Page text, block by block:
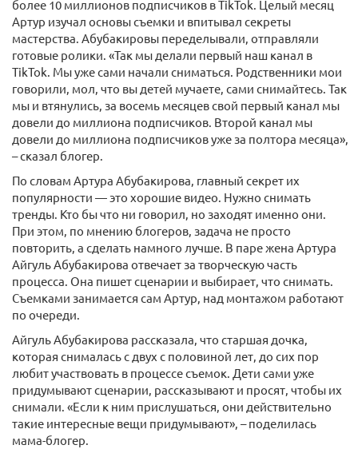
более 10 миллионов подписчиков в TikTok. Целый месяц
Артур изучал основы съемки и впитывал секреты
мастерства. Абубакировы переделывали, отправляли
готовые ролики. «Так мы делали первый наш канал в
TikTok. Мы уже сами начали сниматься. Родственники мои
говорили, мол, что вы детей мучаете, сами снимайтесь. Так
мы и втянулись, за восемь месяцев свой первый канал мы
довели до миллиона подписчиков. Второй канал мы
довели до миллиона подписчиков уже за полтора месяца»,
– сказал блогер.
По словам Артура Абубакирова, главный секрет их
популярности — это хорошие видео. Нужно снимать
тренды. Кто бы что ни говорил, но заходят именно они.
При этом, по мнению блогеров, задача не просто
повторить, а сделать намного лучше. В паре жена Артура
Айгуль Абубакирова отвечает за творческую часть
процесса. Она пишет сценарии и выбирает, что снимать.
Съемками занимается сам Артур, над монтажом работают
по очереди.
Айгуль Абубакирова рассказала, что старшая дочка,
которая снималась с двух с половиной лет, до сих пор
любит участвовать в процессе съемок. Дети сами уже
придумывают сценарии, рассказывают и просят, чтобы их
снимали. «Если к ним прислушаться, они действительно
такие интересные вещи придумывают», – поделилась
мама-блогер.